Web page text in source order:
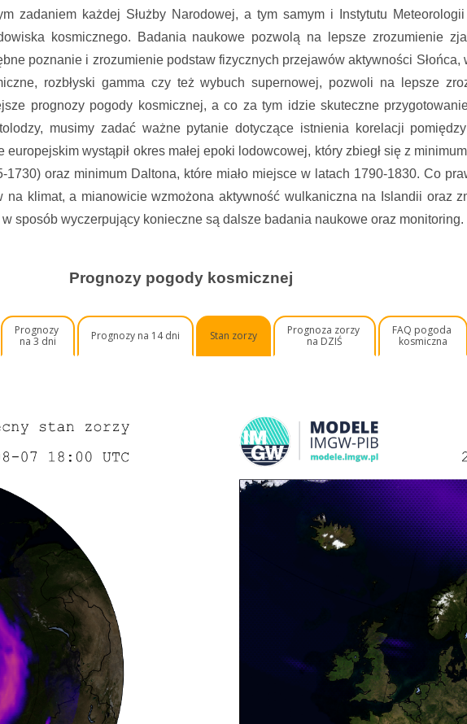
zadaniem każdej Służby Narodowej, a tym samym i Instytutu
kosmicznego. Badania naukowe pozwolą na lepsze zrozumienie
poznanie i zrozumienie podstaw fizycznych przejawów aktywności
rozbłyski gamma czy też wybuch supernowej, pozwoli na lepsze
prognozy pogody kosmicznej, a co za tym idzie skuteczne
musimy zadać ważne pytanie dotyczące istnienia korelacji
europejskim wystąpił okres małej epoki lodowcowej, który zbiegł się z
1730) oraz minimum Daltona, które miało miejsce w latach 1790-1830. Co
na klimat, a mianowicie wzmożona aktywność wulkaniczna na Islandii oraz
sposób wyczerpujący konieczne są dalsze badania naukowe oraz monitoring.
Prognozy pogody kosmicznej
Prognozy
na 3 dni
Prognozy na 14 dni Stan zorzy
Prognoza zorzy
na DZIŚ
FAQ pogoda
kosmiczna